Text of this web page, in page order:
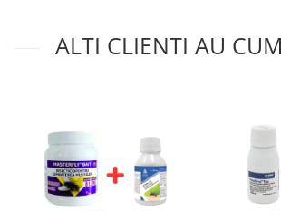
ALTI CLIENTI AU